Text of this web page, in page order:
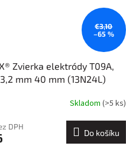
€3,10
–65 %
Zvierka elektródy T09A,
mm 40 mm (13N24L)
Skladom (>5 ks)
DPH
Do košíku